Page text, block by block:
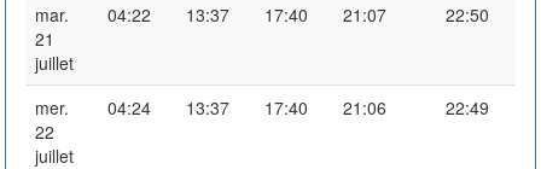
mar.
21
juillet
04:22 13:37 17:40 21:07 22:50
mer.
22
juillet
04:24 13:37 17:40 21:06 22:49